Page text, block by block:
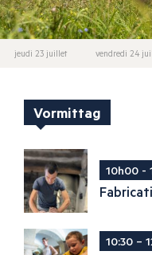
jeudi 23 juillet vendredi 24
Vormittag
10h00 -
10:30 –